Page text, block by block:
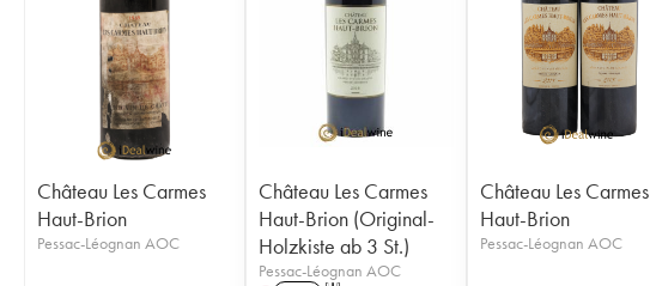
Château Les Carmes
Haut-Brion
Pessac-Léognan AOC
Château Les Carmes
Haut-Brion (Original-
Holzkiste ab 3 St.)
Pessac-Léognan AOC
Château Les Carmes
Haut-Brion
Pessac-Léognan AOC